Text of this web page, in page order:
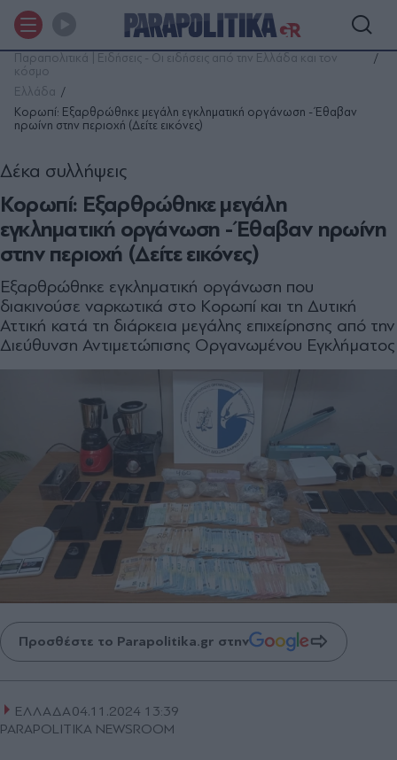
Παραπολιτικά | Ειδήσεις - Οι ειδήσεις από την Ελλάδα και τον
κόσμο
Ελλάδα
Κορωπί: Εξαρθρώθηκε μεγάλη εγκληματική οργάνωση - Έθαβαν
ηρωίνη στην περιοχή (Δείτε εικόνες)
Κορωπί: Εξαρθρώθηκε μεγάλη
εγκληματική οργάνωση - Έθαβαν ηρωίνη
στην περιοχή (Δείτε εικόνες)
Δέκα συλλήψεις
Εξαρθρώθηκε εγκληματική οργάνωση που
διακινούσε ναρκωτικά στο Κορωπί και τη Δυτική
Αττική κατά τη διάρκεια μεγάλης επιχείρησης από την
Διεύθυνση Αντιμετώπισης Οργανωμένου Εγκλήματος
Προσθέστε το Parapolitika.gr στην
ΕΛΛΑΔΑ04.11.2024 13:39
PARAPOLITIKA NEWSROOM